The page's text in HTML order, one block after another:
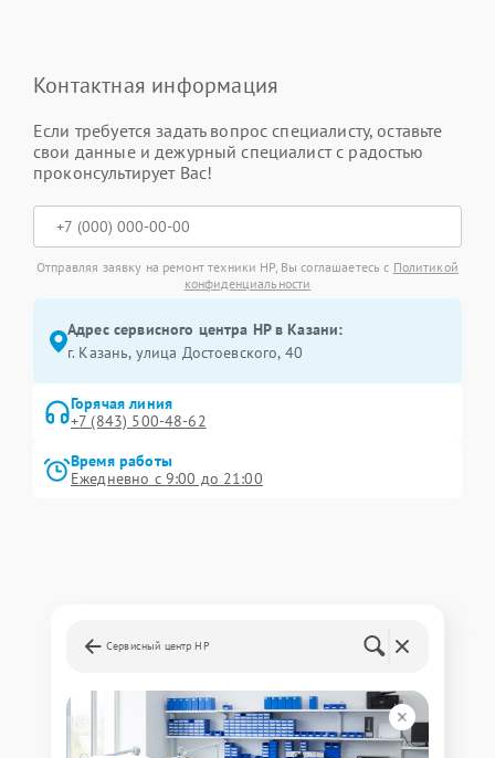
Контактная информация
Если требуется задать вопрос специалисту, оставьте
свои данные и дежурный специалист с радостью
проконсультирует Вас!
Отправляя заявку на ремонт техники HP, Вы соглашаетесь с Политикой
конфиденциальности
Адрес сервисного центра HP в Казани:
г. Казань, улица Достоевского, 40
Горячая линия
+7 (843) 500-48-62
Время работы
Ежедневно с 9:00 до 21:00
Сервисный центр HP